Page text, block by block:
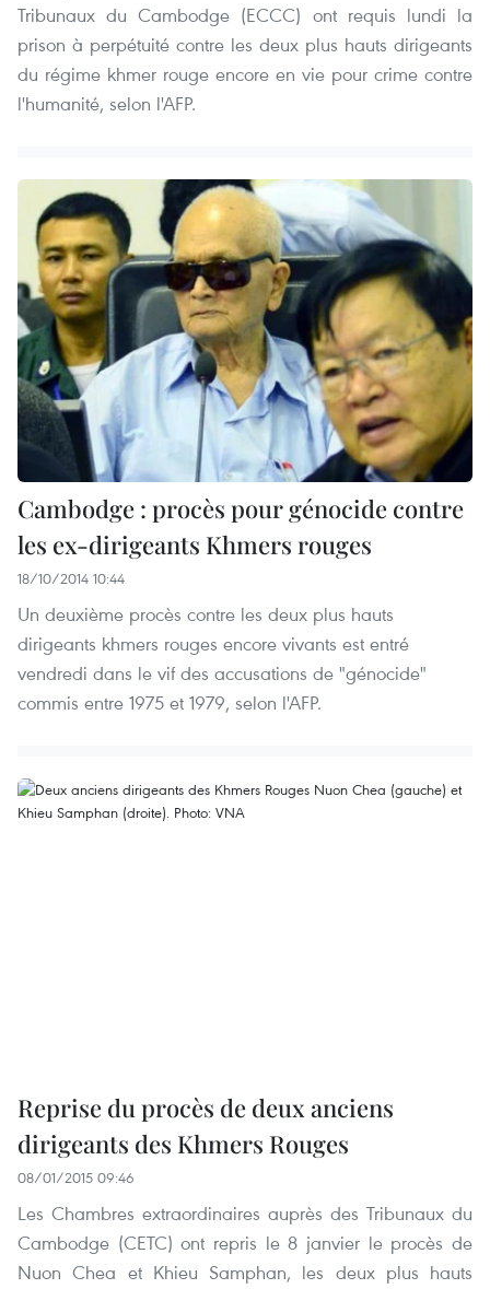
Tribunaux du Cambodge (ECCC) ont requis lundi la
prison à perpétuité contre les deux plus hauts dirigeants
du régime khmer rouge encore en vie pour crime contre
l'humanité, selon l'AFP.
Cambodge : procès pour génocide contre
les ex-dirigeants Khmers rouges
18/10/2014 10:44
Un deuxième procès contre les deux plus hauts
dirigeants khmers rouges encore vivants est entré
vendredi dans le vif des accusations de "génocide"
commis entre 1975 et 1979, selon l'AFP.
Reprise du procès de deux anciens
dirigeants des Khmers Rouges
08/01/2015 09:46
Les Chambres extraordinaires auprès des Tribunaux du
Cambodge (CETC) ont repris le 8 janvier le procès de
Nuon Chea et Khieu Samphan, les deux plus hauts